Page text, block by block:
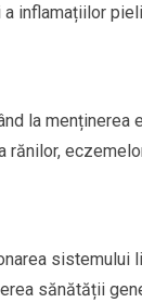
inflamațiilor
la
sistemului
sănătății